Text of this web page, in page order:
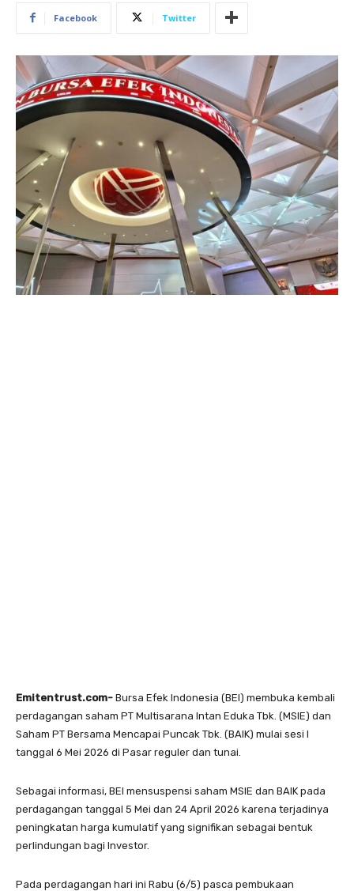
Facebook Twitter
Emitentrust.com- Bursa Efek Indonesia (BEI) membuka kembali
perdagangan saham PT Multisarana Intan Eduka Tbk. (MSIE) dan
Saham PT Bersama Mencapai Puncak Tbk. (BAIK) mulai sesi I
tanggal 6 Mei 2026 di Pasar reguler dan tunai.
Sebagai informasi, BEI mensuspensi saham MSIE dan BAIK pada
perdagangan tanggal 5 Mei dan 24 April 2026 karena terjadinya
peningkatan harga kumulatif yang signifikan sebagai bentuk
perlindungan bagi Investor.
Pada perdagangan hari ini Rabu (6/5) pasca pembukaan